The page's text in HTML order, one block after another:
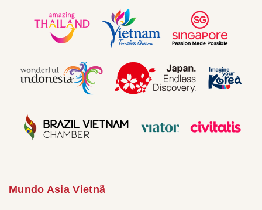
Mundo Asia Vietnã